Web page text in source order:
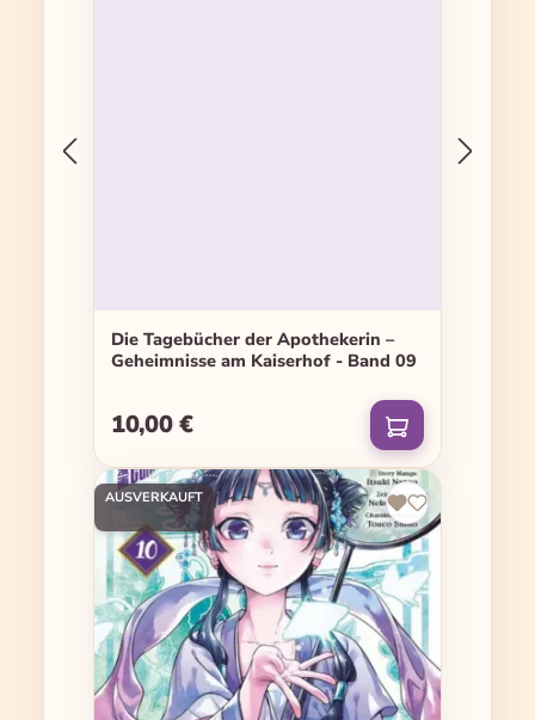
Die Tagebücher der Apothekerin –
Geheimnisse am Kaiserhof - Band 09
Regulärer Preis:
10,00 €
AUSVERKAUFT